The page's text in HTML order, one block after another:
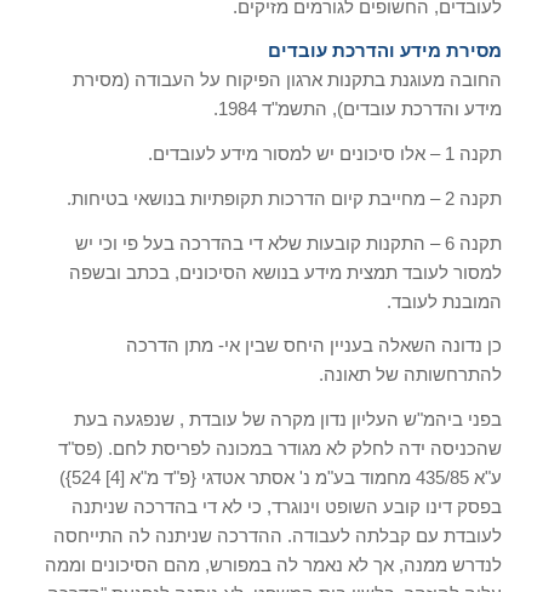
לעובדים, החשופים לגורמים מזיקים.
מסירת מידע והדרכת עובדים
החובה מעוגנת בתקנות ארגון הפיקוח על העבודה (מסירת
מידע והדרכת עובדים), התשמ"ד 1984.
תקנה 1 – אלו סיכונים יש למסור מידע לעובדים.
תקנה 2 – מחייבת קיום הדרכות תקופתיות בנושאי בטיחות.
תקנה 6 – התקנות קובעות שלא די בהדרכה בעל פי וכי יש
למסור לעובד תמצית מידע בנושא הסיכונים, בכתב ובשפה
המובנת לעובד.
כן נדונה השאלה בעניין היחס שבין אי- מתן הדרכה
להתרחשותה של תאונה.
בפני ביהמ"ש העליון נדון מקרה של עובדת , שנפגעה בעת
שהכניסה ידה לחלק לא מגודר במכונה לפריסת לחם. (פס"ד
ע"א 435/85 מחמוד בע"מ נ' אסתר אטדגי {פ"ד מ"א [4] 524})
בפסק דינו קובע השופט וינוגרד, כי לא די בהדרכה שניתנה
לעובדת עם קבלתה לעבודה. ההדרכה שניתנה לה התייחסה
לנדרש ממנה, אך לא נאמר לה במפורש, מהם הסיכונים וממה